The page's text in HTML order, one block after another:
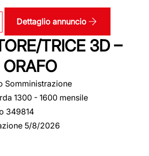
Dettaglio annuncio
TRICE 3D –
Somministrazione
1300 - 1600 mensile
349814
5/8/2026